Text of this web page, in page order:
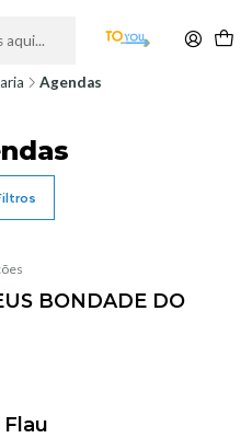
Agendas
BONDADE DO